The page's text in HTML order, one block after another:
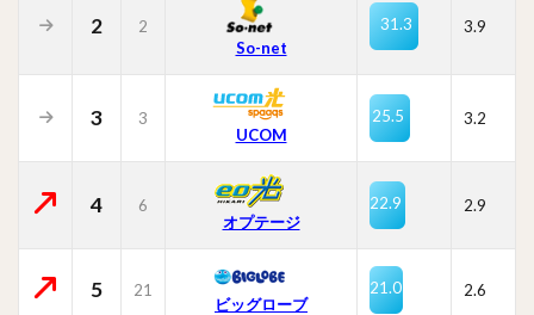
2
2
So-net
31.3 3.9
3
3
UCOM
25.5 3.2
4
6
オプテージ
22.9 2.9
5 21
ビッグローブ
21.0 2.6